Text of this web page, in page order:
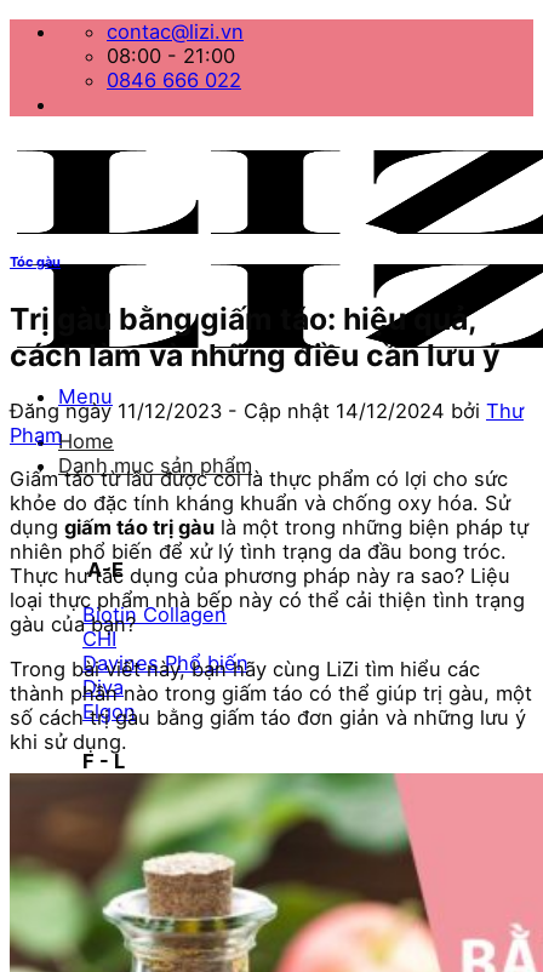
dung
contac@lizi.vn
08:00 - 21:00
0846 666 022
Menu
Home
Danh mục sản phẩm
A-E
Biotin Collagen
CHI
Davines
Diva
Elgon
F - L
Goldwell
Karseell
Kevin.Murphy
Kerastase
L’Oréal Professionnel
M - N
Tóc gàu
Trị gàu bằng giấm táo: hiệu quả,
cách làm và những điều cần lưu ý
Đăng ngày 11/12/2023 - Cập nhật 14/12/2024 bởi Thư
Phạm
Giấm táo từ lâu được coi là thực phẩm có lợi cho sức
khỏe do đặc tính kháng khuẩn và chống oxy hóa. Sử
dụng giấm táo trị gàu là một trong những biện pháp tự
nhiên phổ biến để xử lý tình trạng da đầu bong tróc.
Thực hư tác dụng của phương pháp này ra sao? Liệu
loại thực phẩm nhà bếp này có thể cải thiện tình trạng
gàu của bạn?
Trong bài viết này, bạn hãy cùng LiZi tìm hiểu các
thành phần nào trong giấm táo có thể giúp trị gàu, một
số cách trị gàu bằng giấm táo đơn giản và những lưu ý
khi sử dụng.